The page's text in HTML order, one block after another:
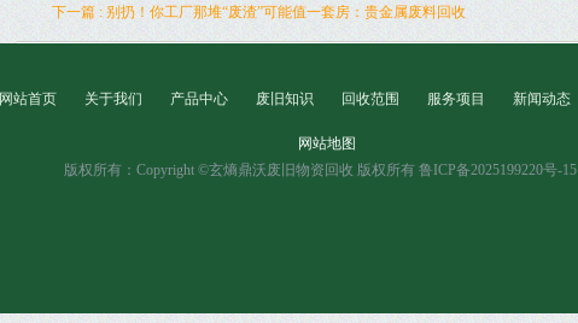
下一篇 : 别扔！你工厂那堆“废渣”可能值一套房：贵金属废料回收
网站首页 关于我们 产品中心 废旧知识 回收范围 服务项目 新闻动态
网站地图
版权所有：Copyright ©玄熵鼎沃废旧物资回收 版权所有 鲁ICP备2025199220号-15